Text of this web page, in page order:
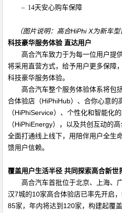
– 14天安心购车保障
（图片说明：高合HiPhi X为新车型
科技豪华服务体验 直达用户
高合汽车致力于为每一位用户提
将采用直营方式，给予用户更多保障
科技豪华服务体验。
高合汽车整个服务体验体系将
合体验店（HiPhiHub）、合你心意的
（HiPhiService）、个性化和智能化
（HiPhiEnergy），以及共创互动的高
全面打通线上线下，用陪伴用户全生
馈用户信赖。
覆盖用户生活半径 共同探索高合新世
高合汽车首批位于北京、上海、
汉7城的10家高合体验店已率先开启，
85家，年内将达到 120家，构建起覆